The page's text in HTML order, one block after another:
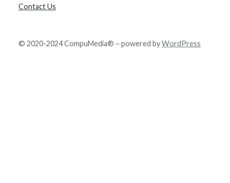
Contact Us
© 2020-2024 CompuMedia® – powered byWordPress